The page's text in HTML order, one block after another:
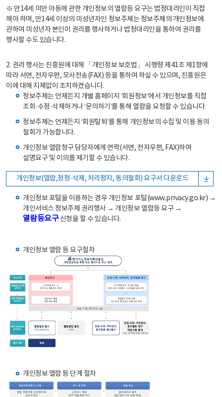
※ 만14세 미만 아동에 관한 개인정보의 열람등 요구는 법정대리인이 직접
해야 하며, 만14세 이상의 미성년자인 정보주체는 정보주체의 개인정보에
관하여 미성년자 본인이 권리를 행사하거나 법정대리인을 통하여 권리를
행사할 수도 있습니다.
2. 권리 행사는 진흥원에 대해 「개인정보 보호법」 시행령 제41조 제1항에
따라 서면, 전자우편, 모사전송(FAX) 등을 통하여 하실 수 있으며, 진흥원은
이에 대해 지체없이 조치하겠습니다.
정보주체는 언제든지 개별 홈페이지 ‘회원정보’에서 개인정보를 직접
조회·수정·삭제하거나 ‘문의하기’를 통해 열람을 요청할 수 있습니다.
정보주체는 언제든지 ‘회원탈퇴’를 통해 개인정보의 수집 및 이용 동의
철회가 가능합니다.
개인정보 열람청구 담당자에게 연락(서면, 전자우편, FAX)하여
설명요구 및 이의를 제기할 수 있습니다.
개인정보(열람,정정·삭제, 처리정지, 동의철회) 요구서 다운로드
개인정보 포털을 이용하는 경우 개인정보 포털(www.privacy.go.kr) →
개인서비스 정보주체 권리행사 → 개인정보 열람등 요구 →
열람등요구신청을 할 수 있습니다.
개인정보 열람 등 요구절차
개인정보 열람 등 단계 절차